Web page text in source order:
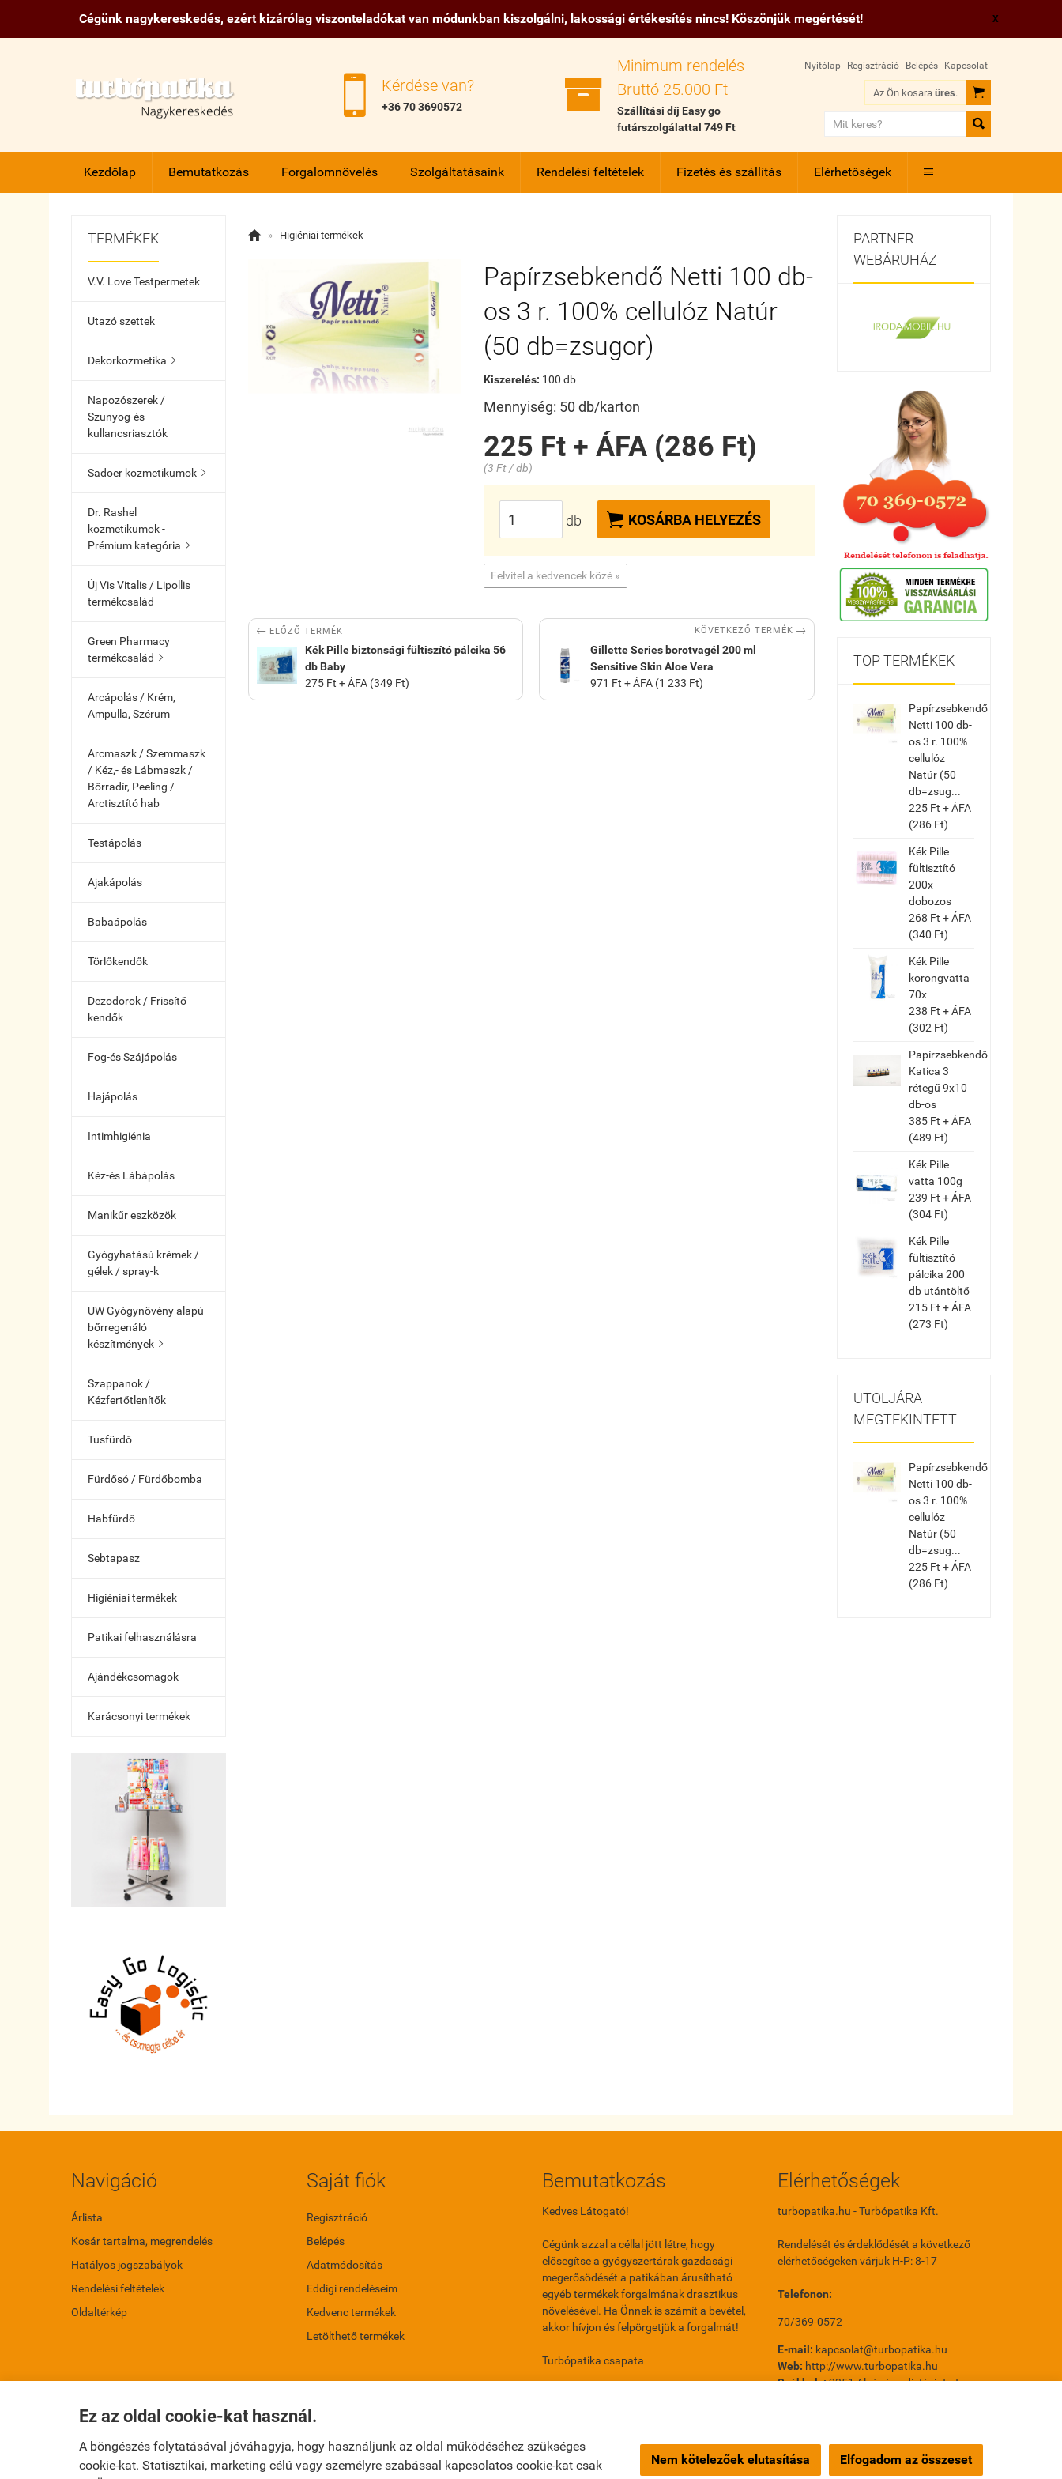
Ez az oldal cookie-kat használ.
A böngészés folytatásával jóváhagyja, hogy használjunk az oldal működéséhez szükséges
cookie-kat. Statisztikai, marketing célú vagy személyre szabással kapcsolatos cookie-kat csak
Nem kötelezőek elutasítása Elfogadom az összeset
Cégünk nagykereskedés, ezért kizárólag viszonteladókat van módunkban kiszolgálni, lakossági értékesítés nincs! Köszönjük megértését! X
 Kérdése van?
+36 70 3690572 
Minimum rendelés
Bruttó 25.000 Ft
Szállítási díj Easy go
futárszolgálattal 749 Ft
Nyitólap Regisztráció Belépés Kapcsolat
Az Ön kosara üres.


Kezdőlap Bemutatkozás Forgalomnövelés Szolgáltatásaink Rendelési feltételek Fizetés és szállítás Elérhetőségek 
TERMÉKEK
V.V. Love Testpermetek
Utazó szettek
Dekorkozmetika 
Napozószerek /
Szunyog-és
kullancsriasztók
Sadoer kozmetikumok 
Dr. Rashel
kozmetikumok -
Prémium kategória 
Új Vis Vitalis / Lipollis
termékcsalád
Green Pharmacy
termékcsalád 
Arcápolás / Krém,
Ampulla, Szérum
Arcmaszk / Szemmaszk
/ Kéz,- és Lábmaszk /
Bőrradír, Peeling /
Arctisztító hab
Testápolás
Ajakápolás
Babaápolás
Törlőkendők
Dezodorok / Frissítő
kendők
Fog-és Szájápolás
Hajápolás
Intimhigiénia
Kéz-és Lábápolás
Manikűr eszközök
Gyógyhatású krémek /
gélek / spray-k
UW Gyógynövény alapú
bőrregenáló
készítmények 
Szappanok /
Kézfertőtlenítők
Tusfürdő
Fürdősó / Fürdőbomba
Habfürdő
Sebtapasz
Higiéniai termékek
Patikai felhasználásra
Ajándékcsomagok
Karácsonyi termékek
 » Higiéniai termékek
Papírzsebkendő Netti 100 db-
os 3 r. 100% cellulóz Natúr
(50 db=zsugor)
Kiszerelés: 100 db
Mennyiség: 50 db/karton
225 Ft + ÁFA (286 Ft)
(3 Ft / db)
db  KOSÁRBA HELYEZÉS
Felvitel a kedvencek közé »
 ELŐZŐ TERMÉK
Kék Pille biztonsági fültiszító pálcika 56
db Baby
275 Ft + ÁFA (349 Ft)
KÖVETKEZŐ TERMÉK 
Gillette Series borotvagél 200 ml
Sensitive Skin Aloe Vera
971 Ft + ÁFA (1 233 Ft)
PARTNER
WEBÁRUHÁZ
TOP TERMÉKEK
Papírzsebkendő
Netti 100 db-
os 3 r. 100%
cellulóz
Natúr (50
db=zsug...
225 Ft + ÁFA
(286 Ft)
Kék Pille
fültisztító
200x
dobozos
268 Ft + ÁFA
(340 Ft)
Kék Pille
korongvatta
70x
238 Ft + ÁFA
(302 Ft)
Papírzsebkendő
Katica 3
rétegű 9x10
db-os
385 Ft + ÁFA
(489 Ft)
Kék Pille
vatta 100g
239 Ft + ÁFA
(304 Ft)
Kék Pille
fültisztító
pálcika 200
db utántöltő
215 Ft + ÁFA
(273 Ft)
UTOLJÁRA
MEGTEKINTETT
Papírzsebkendő
Netti 100 db-
os 3 r. 100%
cellulóz
Natúr (50
db=zsug...
225 Ft + ÁFA
(286 Ft)
Navigáció
Árlista
Kosár tartalma, megrendelés
Hatályos jogszabályok
Rendelési feltételek
Oldaltérkép
Saját fiók
Regisztráció
Belépés
Adatmódosítás
Eddigi rendeléseim
Kedvenc termékek
Letölthető termékek
Bemutatkozás
Kedves Látogató!
Cégünk azzal a céllal jött létre, hogy
elősegítse a gyógyszertárak gazdasági
megerősödését a patikában árusítható
egyéb termékek forgalmának drasztikus
növelésével. Ha Önnek is számít a bevétel,
akkor hívjon és felpörgetjük a forgalmát!
Turbópatika csapata
Elérhetőségek
turbopatika.hu - Turbópatika Kft.
Rendelését és érdeklődését a következő
elérhetőségeken várjuk H-P: 8-17
Telefonon:
70/369-0572
E-mail: kapcsolat@turbopatika.hu
Web: http://www.turbopatika.hu
Székhely:2351 Alsónémedi Jácint utca